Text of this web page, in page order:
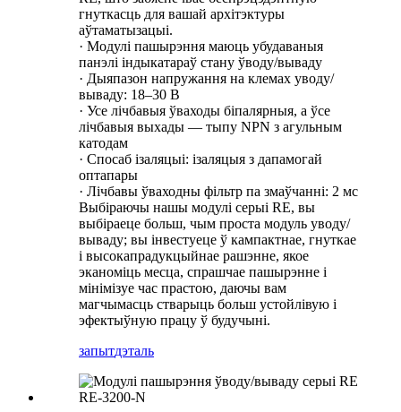
гнуткасць для вашай архітэктуры
аўтаматызацыі.
· Модулі пашырэння маюць убудаваныя
панэлі індыкатараў стану ўводу/вываду
· Дыяпазон напружання на клемах уводу/
вываду: 18–30 В
· Усе лічбавыя ўваходы біпалярныя, а ўсе
лічбавыя выхады — тыпу NPN з агульным
катодам
· Спосаб ізаляцыі: ізаляцыя з дапамогай
оптапары
· Лічбавы ўваходны фільтр па змаўчанні: 2 мс
Выбіраючы нашы модулі серыі RE, вы
выбіраеце больш, чым проста модуль уводу/
вываду; вы інвестуеце ў кампактнае, гнуткае
і высокапрадукцыйнае рашэнне, якое
эканоміць месца, спрашчае пашырэнне і
мінімізуе час прастою, даючы вам
магчымасць стварыць больш устойлівую і
эфектыўную працу ў будучыні.
запытдэталь